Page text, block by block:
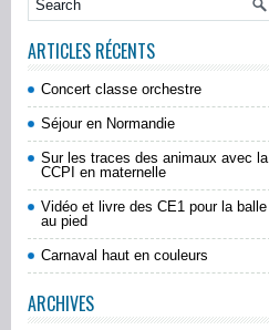
ARTICLES RÉCENTS
Concert classe orchestre
Séjour en Normandie
Sur les traces des animaux avec la
CCPI en maternelle
Vidéo et livre des CE1 pour la balle
au pied
Carnaval haut en couleurs
ARCHIVES